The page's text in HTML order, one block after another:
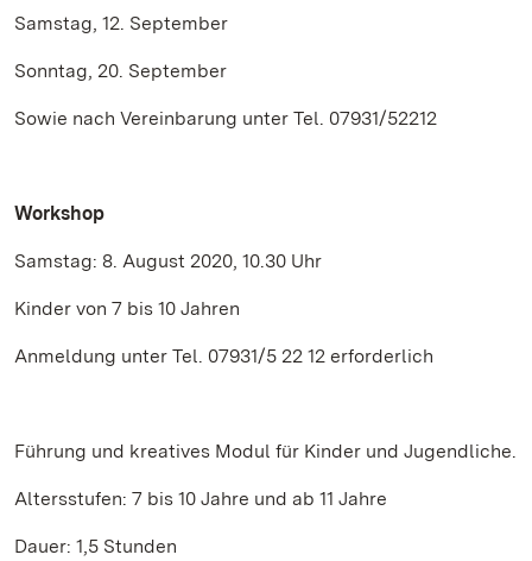
Samstag, 12. September
Sonntag, 20. September
Sowie nach Vereinbarung unter Tel. 07931/52212
Workshop
Samstag: 8. August 2020, 10.30 Uhr
Kinder von 7 bis 10 Jahren
Anmeldung unter Tel. 07931/5 22 12 erforderlich
Führung und kreatives Modul für Kinder und Jugendliche.
Altersstufen: 7 bis 10 Jahre und ab 11 Jahre
Dauer: 1,5 Stunden